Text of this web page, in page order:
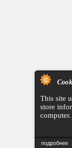
This site
store
computer.
подробнее